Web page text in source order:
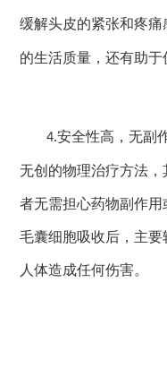
缓解头皮的紧张和疼
的生活质量，还有助于
4.安全性高，无副
无创的物理治疗方法
者无需担心药物副作
毛囊细胞吸收后，主
人体造成任何伤害。